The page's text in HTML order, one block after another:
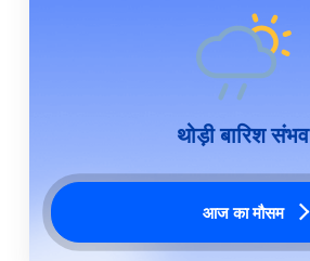
थोड़ी बारिश संभव
आज का मौसम